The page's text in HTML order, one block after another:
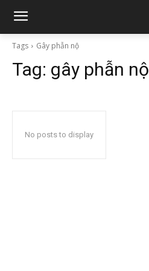
Tags Gây phẫn nộ
Tag: gây phẫn nộ
No posts to display